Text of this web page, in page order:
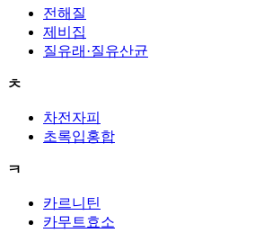
전해질
제비집
질유래·질유산균
ㅊ
차전자피
초록입홍합
ㅋ
카르니틴
카무트효소